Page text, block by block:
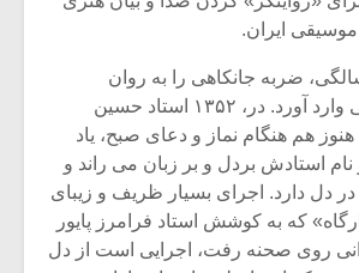
ایران.
ضربه جانکاهی را به روان
حساس اسماعیلی وارد آورد. در، ۱۳۵۲ استاد حسین
هم هنگام نماز و دعای صبح، یاد
نام استادش بردل و بر زبان می راند و
در دل دارد. اجرای بسیار ظریف و زیبای
که به کوشش استاد فرامرز پایور
روی صحنه رفت، اجرایی است از دل
اگر نمی توانی
ترین باش